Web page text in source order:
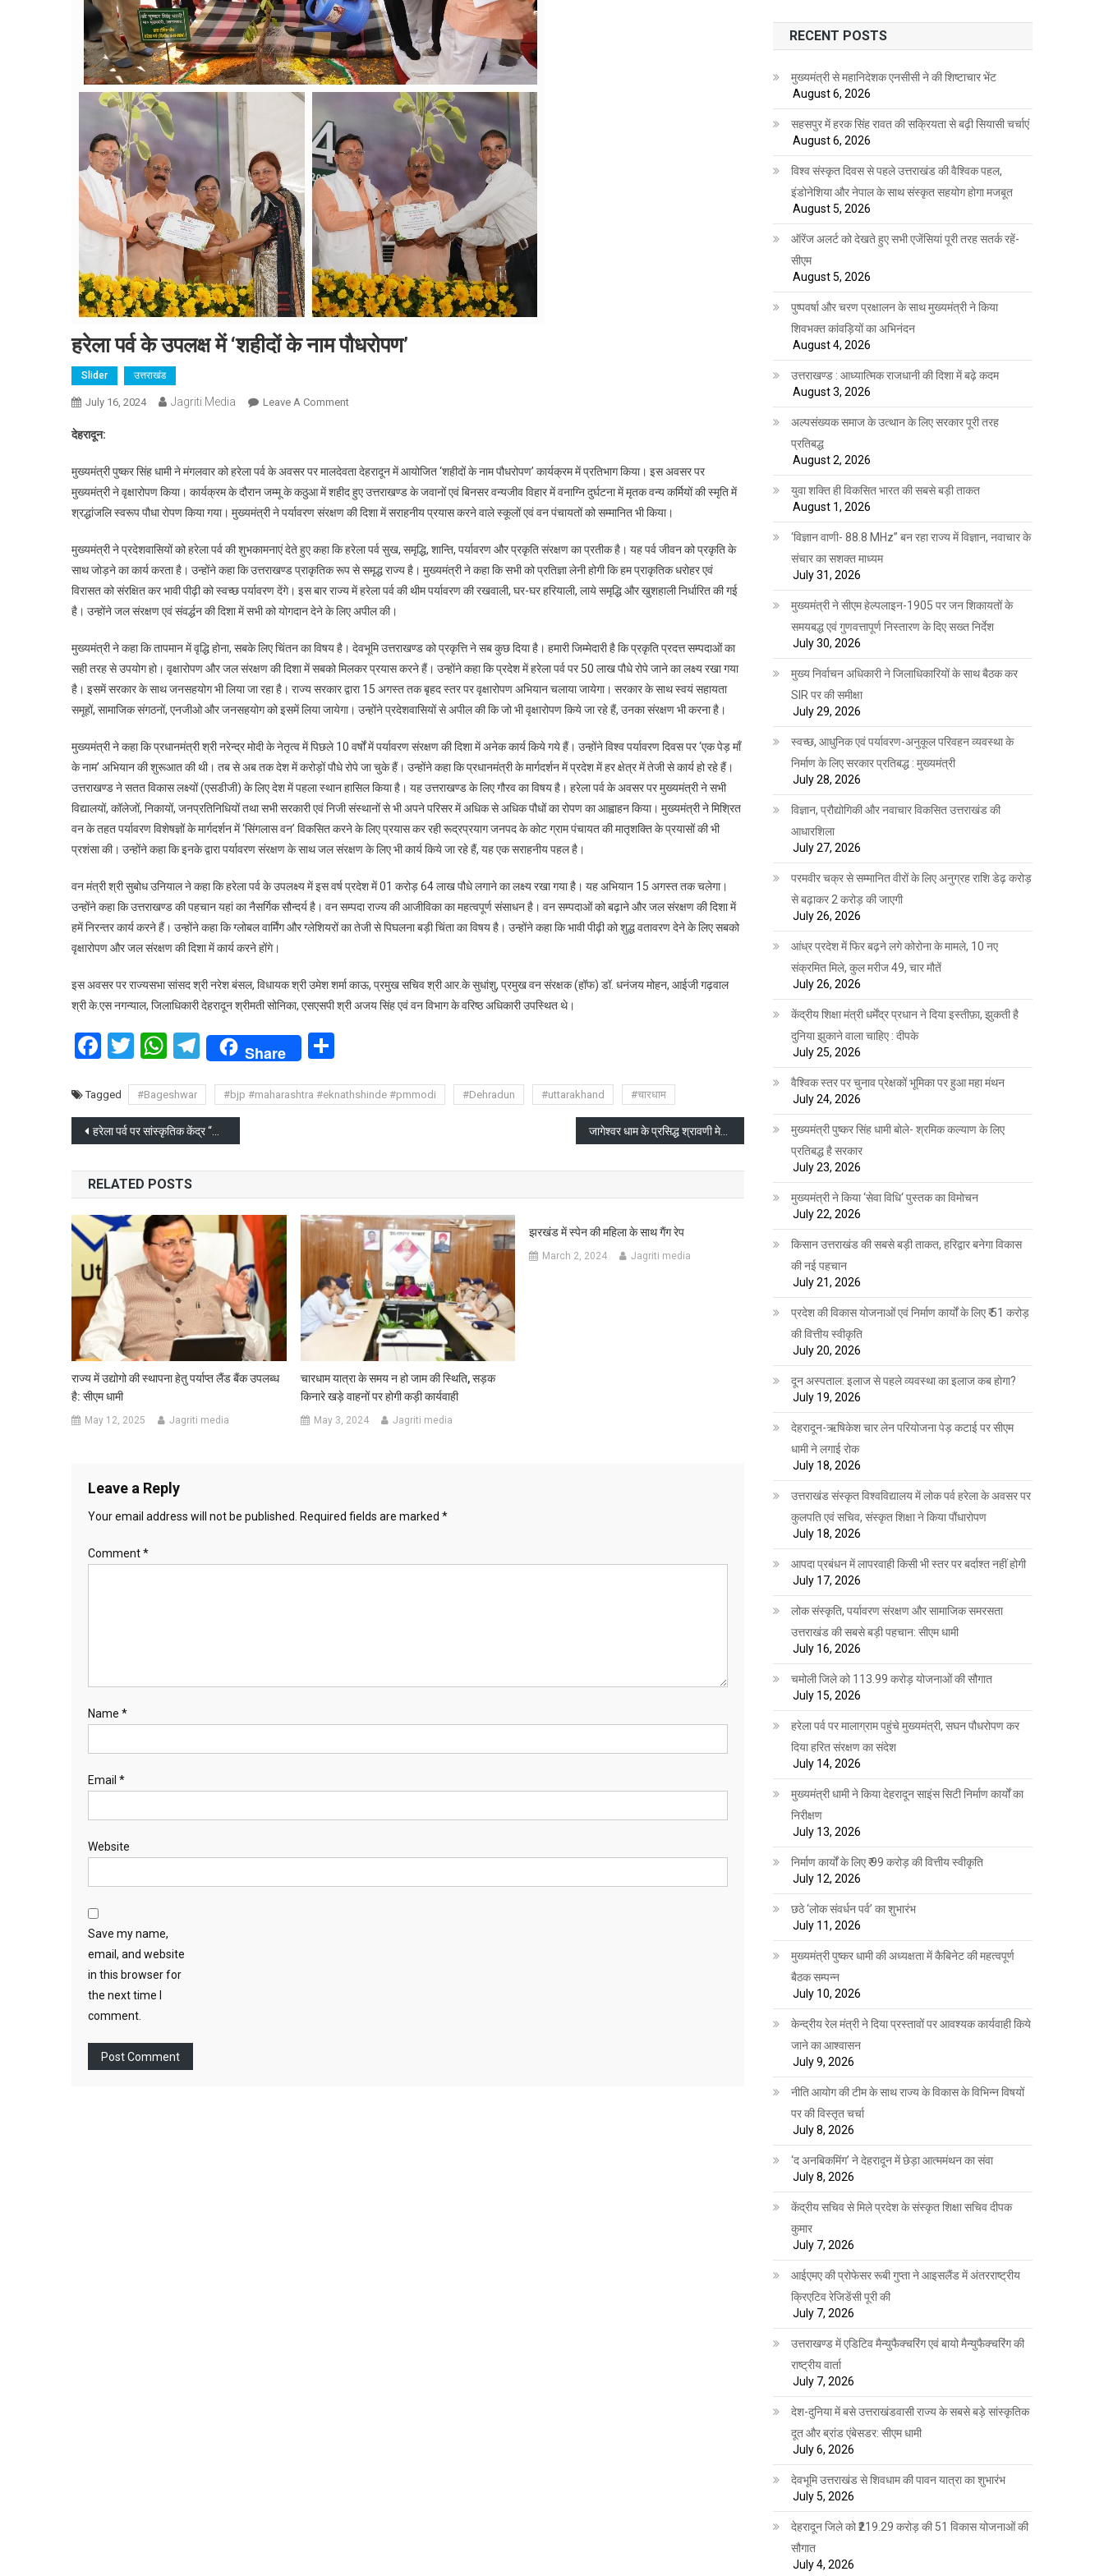
हरेला पर्व के उपलक्ष में ‘शहीदों के नाम पौधरोपण’
Slider उत्तराखंड
July 16, 2024 Jagriti Media Leave A CommentOn
उपलक्ष
में
‘शहीदों
नाम
पौधरोपण’
देहरादून:
मुख्यमंत्री पुष्कर सिंह धामी ने मंगलवार को हरेला पर्व के अवसर पर मालदेवता देहरादून में आयोजित ‘शहीदों के नाम पौधरोपण’ कार्यक्रम में प्रतिभाग किया। इस अवसर पर
मुख्यमंत्री ने वृक्षारोपण किया। कार्यक्रम के दौरान जम्मू के कठुआ में शहीद हुए उत्तराखण्ड के जवानों एवं बिनसर वन्यजीव विहार में वनाग्नि दुर्घटना में मृतक वन्य कर्मियों की स्मृति में
श्रद्धांजलि स्वरूप पौधा रोपण किया गया। मुख्यमंत्री ने पर्यावरण संरक्षण की दिशा में सराहनीय प्रयास करने वाले स्कूलों एवं वन पंचायतों को सम्मानित भी किया।
मुख्यमंत्री ने प्रदेशवासियों को हरेला पर्व की शुभकामनाएं देते हुए कहा कि हरेला पर्व सुख, समृद्धि, शान्ति, पर्यावरण और प्रकृति संरक्षण का प्रतीक है। यह पर्व जीवन को प्रकृति के
साथ जोड़ने का कार्य करता है। उन्होंने कहा कि उत्तराखण्ड प्राकृतिक रूप से समृद्ध राज्य है। मुख्यमंत्री ने कहा कि सभी को प्रतिज्ञा लेनी होगी कि हम प्राकृतिक धरोहर एवं
विरासत को संरक्षित कर भावी पीढ़ी को स्वच्छ पर्यावरण देंगे। इस बार राज्य में हरेला पर्व की थीम पर्यावरण की रखवाली, घर-घर हरियाली, लाये समृद्धि और खुशहाली निर्धारित की गई
है। उन्होंने जल संरक्षण एवं संवर्द्धन की दिशा में सभी को योगदान देने के लिए अपील की।
मुख्यमंत्री ने कहा कि तापमान में वृद्धि होना, सबके लिए चिंतन का विषय है। देवभूमि उत्तराखण्ड को प्रकृत्ति ने सब कुछ दिया है। हमारी जिम्मेदारी है कि प्रकृति प्रदत्त सम्पदाओं का
सही तरह से उपयोग हो। वृक्षारोपण और जल संरक्षण की दिशा में सबको मिलकर प्रयास करने हैं। उन्होंने कहा कि प्रदेश में हरेला पर्व पर 50 लाख पौधे रोपे जाने का लक्ष्य रखा गया
है। इसमें सरकार के साथ जनसहयोग भी लिया जा रहा है। राज्य सरकार द्वारा 15 अगस्त तक बृहद स्तर पर वृक्षारोपण अभियान चलाया जायेगा। सरकार के साथ स्वयं सहायता
समूहों, सामाजिक संगठनों, एनजीओ और जनसहयोग को इसमें लिया जायेगा। उन्होंने प्रदेशवासियों से अपील की कि जो भी वृक्षारोपण किये जा रहे हैं, उनका संरक्षण भी करना है।
मुख्यमंत्री ने कहा कि प्रधानमंत्री श्री नरेन्द्र मोदी के नेतृत्व में पिछले 10 वर्षों में पर्यावरण संरक्षण की दिशा में अनेक कार्य किये गये हैं। उन्होंने विश्व पर्यावरण दिवस पर ‘एक पेड़ माँ
के नाम’ अभियान की शुरूआत की थी। तब से अब तक देश में करोड़ों पौधे रोपे जा चुके हैं। उन्होंने कहा कि प्रधानमंत्री के मार्गदर्शन में प्रदेश में हर क्षेत्र में तेजी से कार्य हो रहे हैं।
उत्तराखण्ड ने सतत विकास लक्ष्यों (एसडीजी) के लिए देश में पहला स्थान हासिल किया है। यह उत्तराखण्ड के लिए गौरव का विषय है। हरेला पर्व के अवसर पर मुख्यमंत्री ने सभी
विद्यालयों, कॉलेजों, निकायों, जनप्रतिनिधियों तथा सभी सरकारी एवं निजी संस्थानों से भी अपने परिसर में अधिक से अधिक पौधों का रोपण का आह्वाहन किया। मुख्यमंत्री ने मिश्रित
वन के तहत पर्यावरण विशेषज्ञों के मार्गदर्शन में ‘सिंगलास वन’ विकसित करने के लिए प्रयास कर रही रूद्रप्रयाग जनपद के कोट ग्राम पंचायत की मातृशक्ति के प्रयासों की भी
प्रशंसा की। उन्होंने कहा कि इनके द्वारा पर्यावरण संरक्षण के साथ जल संरक्षण के लिए भी कार्य किये जा रहे हैं, यह एक सराहनीय पहल है।
वन मंत्री श्री सुबोध उनियाल ने कहा कि हरेला पर्व के उपलक्ष्य में इस वर्ष प्रदेश में 01 करोड़ 64 लाख पौधे लगाने का लक्ष्य रखा गया है। यह अभियान 15 अगस्त तक चलेगा।
उन्होंने कहा कि उत्तराखण्ड की पहचान यहां का नैसर्गिक सौन्दर्य है। वन सम्पदा राज्य की आजीविका का महत्वपूर्ण संसाधन है। वन सम्पदाओं को बढ़ाने और जल संरक्षण की दिशा में
हमें निरन्तर कार्य करने हैं। उन्होंने कहा कि ग्लोबल वार्मिंग और ग्लेशियरों का तेजी से पिघलना बड़ी चिंता का विषय है। उन्होंने कहा कि भावी पीढ़ी को शुद्ध वतावरण देने के लिए सबको
वृक्षारोपण और जल संरक्षण की दिशा में कार्य करने होंगे।
इस अवसर पर राज्यसभा सांसद श्री नरेश बंसल, विधायक श्री उमेश शर्मा काऊ, प्रमुख सचिव श्री आर.के सुधांशु, प्रमुख वन संरक्षक (हॉफ) डॉ. धनंजय मोहन, आईजी गढ़वाल
श्री के.एस नगन्याल, जिलाधिकारी देहरादून श्रीमती सोनिका, एसएसपी श्री अजय सिंह एवं वन विभाग के वरिष्ठ अधिकारी उपस्थित थे।
Facebook
Twitter
WhatsApp
Telegram
Share
Tagged #Bageshwar #bjp #maharashtra #eknathshinde #pmmodi #Dehradun #uttarakhand #चारधाम
Post
navigation
हरेला पर्व पर सांस्कृतिक केंद्र “अटल लेखक गाँव” में वृक्षारोपण जागेश्वर धाम के प्रसिद्ध श्रावणी मेले का शुभारंभ
RELATED POSTS
राज्य में उद्योगो की स्थापना हेतु पर्याप्त लैंड बैंक उपलब्ध
है: सीएम धामी
May 12, 2025 Jagriti media
चारधाम यात्रा के समय न हो जाम की स्थिति, सड़क
किनारे खड़े वाहनों पर होगी कड़ी कार्यवाही
May 3, 2024 Jagriti media
झरखंड में स्पेन की महिला के साथ गैंग रेप
March 2, 2024 Jagriti media
Leave a Reply
Your email address will not be published. Required fields are marked *
Comment*
Name *
Email *
Website
Save my name,
email, and website
in this browser for
the next time I
comment.
RECENT POSTS
मुख्यमंत्री से महानिदेशक एनसीसी ने की शिष्टाचार भेंट
August 6, 2026
सहसपुर में हरक सिंह रावत की सक्रियता से बढ़ी सियासी चर्चाएं
August 6, 2026
विश्व संस्कृत दिवस से पहले उत्तराखंड की वैश्विक पहल,
इंडोनेशिया और नेपाल के साथ संस्कृत सहयोग होगा मजबूत
August 5, 2026
ऑरेंज अलर्ट को देखते हुए सभी एजेंसियां पूरी तरह सतर्क रहें-
सीएम
August 5, 2026
पुष्पवर्षा और चरण प्रक्षालन के साथ मुख्यमंत्री ने किया
शिवभक्त कांवड़ियों का अभिनंदन
August 4, 2026
उत्तराखण्ड : आध्यात्मिक राजधानी की दिशा में बढ़े कदम
August 3, 2026
अल्पसंख्यक समाज के उत्थान के लिए सरकार पूरी तरह
प्रतिबद्ध
August 2, 2026
युवा शक्ति ही विकसित भारत की सबसे बड़ी ताकत
August 1, 2026
‘विज्ञान वाणी- 88.8 MHz” बन रहा राज्य में विज्ञान, नवाचार के
संचार का सशक्त माध्यम
July 31, 2026
मुख्यमंत्री ने सीएम हेल्पलाइन-1905 पर जन शिकायतों के
समयबद्ध एवं गुणवत्तापूर्ण निस्तारण के दिए सख्त निर्देश
July 30, 2026
मुख्य निर्वाचन अधिकारी ने जिलाधिकारियों के साथ बैठक कर
SIR पर की समीक्षा
July 29, 2026
स्वच्छ, आधुनिक एवं पर्यावरण-अनुकूल परिवहन व्यवस्था के
निर्माण के लिए सरकार प्रतिबद्ध : मुख्यमंत्री
July 28, 2026
विज्ञान, प्रौद्योगिकी और नवाचार विकसित उत्तराखंड की
आधारशिला
July 27, 2026
परमवीर चक्र से सम्मानित वीरों के लिए अनुग्रह राशि डेढ़ करोड़
से बढ़ाकर 2 करोड़ की जाएगी
July 26, 2026
आंध्र प्रदेश में फिर बढ़ने लगे कोरोना के मामले, 10 नए
संक्रमित मिले, कुल मरीज 49, चार मौतें
July 26, 2026
केंद्रीय शिक्षा मंत्री धर्मेंद्र प्रधान ने दिया इस्तीफ़ा, झुकती है
दुनिया झुकाने वाला चाहिए : दीपके
July 25, 2026
वैश्विक स्तर पर चुनाव प्रेक्षकों भूमिका पर हुआ महा मंथन
July 24, 2026
मुख्यमंत्री पुष्कर सिंह धामी बोले- श्रमिक कल्याण के लिए
प्रतिबद्ध है सरकार
July 23, 2026
मुख्यमंत्री ने किया ‘सेवा विधि‘ पुस्तक का विमोचन
July 22, 2026
किसान उत्तराखंड की सबसे बड़ी ताकत, हरिद्वार बनेगा विकास
की नई पहचान
July 21, 2026
प्रदेश की विकास योजनाओं एवं निर्माण कार्यों के लिए ₹ 51 करोड़
की वित्तीय स्वीकृति
July 20, 2026
दून अस्पताल: इलाज से पहले व्यवस्था का इलाज कब होगा?
July 19, 2026
देहरादून-ऋषिकेश चार लेन परियोजना पेड़ कटाई पर सीएम
धामी ने लगाई रोक
July 18, 2026
उत्तराखंड संस्कृत विश्वविद्यालय में लोक पर्व हरेला के अवसर पर
कुलपति एवं सचिव, संस्कृत शिक्षा ने किया पौंधारोपण
July 18, 2026
आपदा प्रबंधन में लापरवाही किसी भी स्तर पर बर्दाश्त नहीं होगी
July 17, 2026
लोक संस्कृति, पर्यावरण संरक्षण और सामाजिक समरसता
उत्तराखंड की सबसे बड़ी पहचान: सीएम धामी
July 16, 2026
चमोली जिले को 113.99 करोड़ योजनाओं की सौगात
July 15, 2026
हरेला पर्व पर मालाग्राम पहुंचे मुख्यमंत्री, सघन पौधरोपण कर
दिया हरित संरक्षण का संदेश
July 14, 2026
मुख्यमंत्री धामी ने किया देहरादून साइंस सिटी निर्माण कार्यों का
निरीक्षण
July 13, 2026
निर्माण कार्यों के लिए ₹ 99 करोड़ की वित्तीय स्वीकृति
July 12, 2026
छठे ‘लोक संवर्धन पर्व’ का शुभारंभ
July 11, 2026
मुख्यमंत्री पुष्कर धामी की अध्यक्षता में कैबिनेट की महत्वपूर्ण
बैठक सम्पन्न
July 10, 2026
केन्द्रीय रेल मंत्री ने दिया प्रस्तावों पर आवश्यक कार्यवाही किये
जाने का आश्वासन
July 9, 2026
नीति आयोग की टीम के साथ राज्य के विकास के विभिन्न विषयों
पर की विस्तृत चर्चा
July 8, 2026
‘द अनबिकमिंग’ ने देहरादून में छेड़ा आत्ममंथन का संवा
July 8, 2026
केंद्रीय सचिव से मिले प्रदेश के संस्कृत शिक्षा सचिव दीपक
कुमार
July 7, 2026
आईएमए की प्रोफेसर रूबी गुप्ता ने आइसलैंड में अंतरराष्ट्रीय
क्रिएटिव रेजिडेंसी पूरी की
July 7, 2026
उत्तराखण्ड में एडिटिव मैन्युफैक्चरिंग एवं बायो मैन्युफैक्चरिंग की
राष्ट्रीय वार्ता
July 7, 2026
देश-दुनिया में बसे उत्तराखंडवासी राज्य के सबसे बड़े सांस्कृतिक
दूत और ब्रांड एंबेसडर: सीएम धामी
July 6, 2026
देवभूमि उत्तराखंड से शिवधाम की पावन यात्रा का शुभारंभ
July 5, 2026
देहरादून जिले को ₹219.29 करोड़ की 51 विकास योजनाओं की
सौगात
July 4, 2026